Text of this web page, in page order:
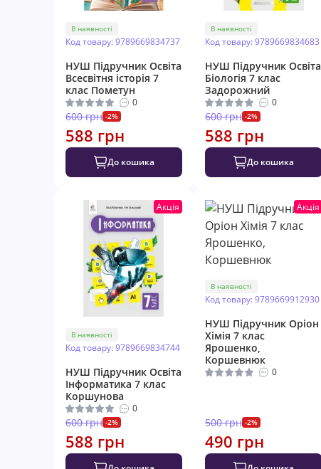
В наявності
Код товару: 9789669834737
НУШ Підручник Освіта
Всесвітня історія 7
клас Пометун
0
600 грн -2%
588 грн
До кошика
В наявності
Код товару: 9789669834683
НУШ Підручник Освіта
Біологія 7 клас
Задорожний
0
600 грн -2%
588 грн
До кошика
Акція
В наявності
Код товару: 9789669834744
НУШ Підручник Освіта
Інформатика 7 клас
Коршунова
0
600 грн -2%
588 грн
Акція
В наявності
Код товару: 9789669912930
НУШ Підручник Оріон
Хімія 7 клас
Ярошенко,
Коршевнюк
0
500 грн -2%
490 грн